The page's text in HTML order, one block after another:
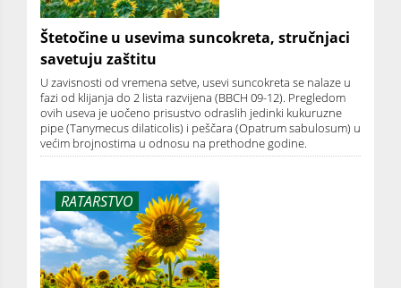
Štetočine u usevima suncokreta, stručnjaci
savetuju zaštitu
U zavisnosti od vremena setve, usevi suncokreta se nalaze u
fazi od klijanja do 2 lista razvijena (BBCH 09-12). Pregledom
ovih useva je uočeno prisustvo odraslih jedinki kukuruzne
pipe (Tanymecus dilaticolis) i peščara (Opatrum sabulosum) u
većim brojnostima u odnosu na prethodne godine.
RATARSTVO